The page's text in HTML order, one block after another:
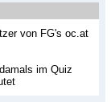
von FG's oc.at
im Quiz